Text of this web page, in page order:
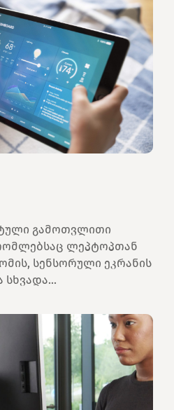
გამოთვლითი
ლეპტოპთან
სენსორული ეკრანის
სხვადა...